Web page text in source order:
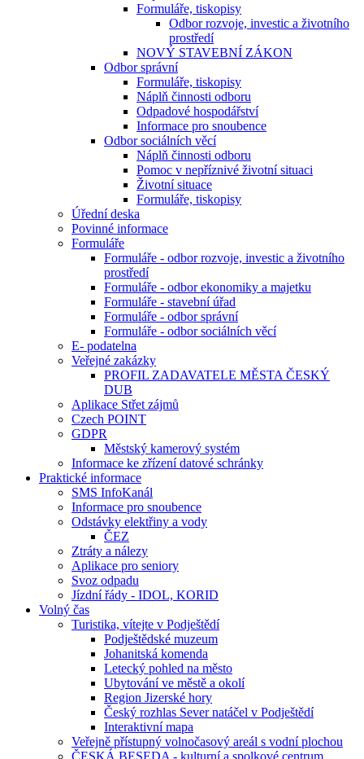
Formuláře, tiskopisy
Odbor rozvoje, investic a životního
prostředí
NOVÝ STAVEBNÍ ZÁKON
Odbor správní
Formuláře, tiskopisy
Náplň činnosti odboru
Odpadové hospodářství
Informace pro snoubence
Odbor sociálních věcí
Náplň činnosti odboru
Pomoc v nepříznivé životní situaci
Životní situace
Formuláře, tiskopisy
Úřední deska
Povinné informace
Formuláře
Formuláře - odbor rozvoje, investic a životního
prostředí
Formuláře - odbor ekonomiky a majetku
Formuláře - stavební úřad
Formuláře - odbor správní
Formuláře - odbor sociálních věcí
E- podatelna
Veřejné zakázky
PROFIL ZADAVATELE MĚSTA ČESKÝ
DUB
Aplikace Střet zájmů
Czech POINT
GDPR
Městský kamerový systém
Informace ke zřízení datové schránky
Praktické informace
SMS InfoKanál
Informace pro snoubence
Odstávky elektřiny a vody
ČEZ
Ztráty a nálezy
Aplikace pro seniory
Svoz odpadu
Jízdní řády - IDOL, KORID
Volný čas
Turistika, vítejte v Podještědí
Podještědské muzeum
Johanitská komenda
Letecký pohled na město
Ubytování ve městě a okolí
Region Jizerské hory
Český rozhlas Sever natáčel v Podještědí
Interaktivní mapa
Veřejně přístupný volnočasový areál s vodní plochou
ČESKÁ BESEDA - kulturní a spolkové centrum